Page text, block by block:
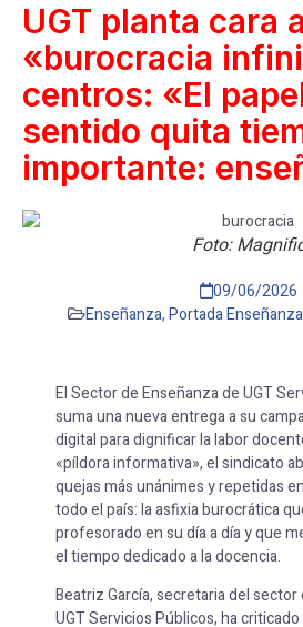
UGT planta cara
«burocracia
centros: «El
sentido quita
importante:
Foto:
09/06/2026
Enseñanza,Portada Enseñanza
El Sector de Enseñanza de UGT
suma una nueva entrega a su
digital para dignificar la labor
«píldora informativa», el sindicato
quejas más unánimes y repetidas
todo el país: la asfixia burocrática
profesorado en su día a día y que
el tiempo dedicado a la docencia.
Beatriz García, secretaria del
UGT Servicios Públicos, ha